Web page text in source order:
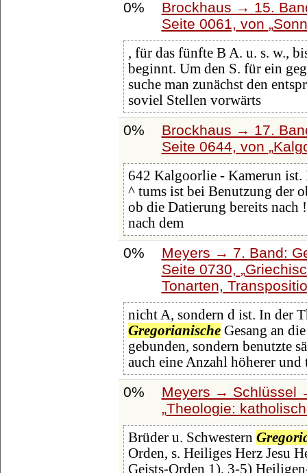
0%
Brockhaus → 15.
Seite 0061, von
, für das fünfte B A. u. s. w.,
beginnt. Um den S. für ein
suche man zunächst den
soviel Stellen vorwärts
0%
Brockhaus → 17.
Seite 0644, von
642 Kalgoorlie - Kamerun ist.
^ tums ist bei Benutzung der
ob die Datierung bereits nach
nach dem
0%
Meyers → 7. Band:
Seite 0730,
Tonarten,
nicht A, sondern d ist. In der
GregorianischeGesang an
gebunden, sondern benutzte
auch eine Anzahl höherer und
0%
Meyers → Schlüssel
Theologie:
Brüder u. Schwestern
Orden, s. Heiliges Herz Jesu
Geists-Orden 1), 3-5)